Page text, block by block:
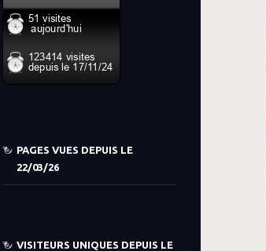
PAGES VUES DEPUIS LE
22/03/26
VISITEURS UNIQUES DEPUIS LE